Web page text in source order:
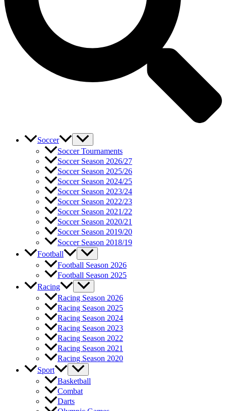
Soccer
Soccer Tournaments
Soccer Season 2026/27
Soccer Season 2025/26
Soccer Season 2024/25
Soccer Season 2023/24
Soccer Season 2022/23
Soccer Season 2021/22
Soccer Season 2020/21
Soccer Season 2019/20
Soccer Season 2018/19
Football
Football Season 2026
Football Season 2025
Racing
Racing Season 2026
Racing Season 2025
Racing Season 2024
Racing Season 2023
Racing Season 2022
Racing Season 2021
Racing Season 2020
Sport
Basketball
Combat
Darts